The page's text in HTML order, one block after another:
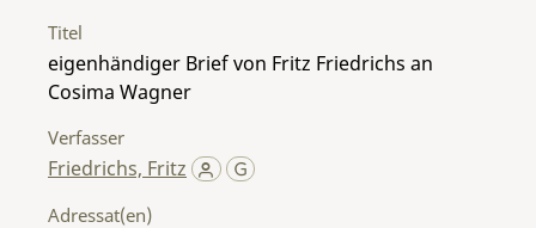
Titel
eigenhändiger Brief von Fritz Friedrichs an
Cosima Wagner
Verfasser
Friedrichs, Fritz
Adressat(en)